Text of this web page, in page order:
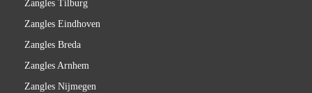
Zangles Tilburg
Zangles Eindhoven
Zangles Breda
Zangles Arnhem
Zangles Nijmegen